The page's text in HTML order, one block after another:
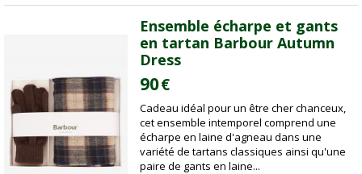
Ensemble écharpe et gants
en tartan Barbour Autumn
Dress
90€
Cadeau idéal pour un être cher chanceux,
cet ensemble intemporel comprend une
écharpe en laine d'agneau dans une
variété de tartans classiques ainsi qu'une
paire de gants en laine...